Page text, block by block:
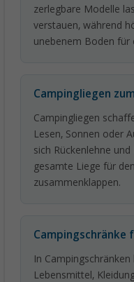
zerlegbare Modelle
verstauen, während
unebenem Boden für
Campingliegen
Campingliegen
Lesen, Sonnen oder
sich Rückenlehne
gesamte Liege für
zusammenklappen.
Campingschränke
In
Lebensmittel,